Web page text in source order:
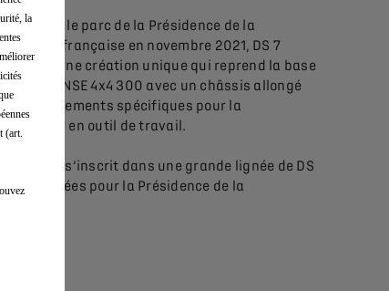
dans le parc de la Présidence de la
française en novembre 2021, DS 7
est une création unique qui reprend la base
DS 7 E-TENSE 4x4 300 avec un châssis allongé
des équipements spécifiques pour la
en outil de travail.
7 ÉLYSÉE s’inscrit dans une grande lignée de DS
pour la Présidence de la
la
(art.